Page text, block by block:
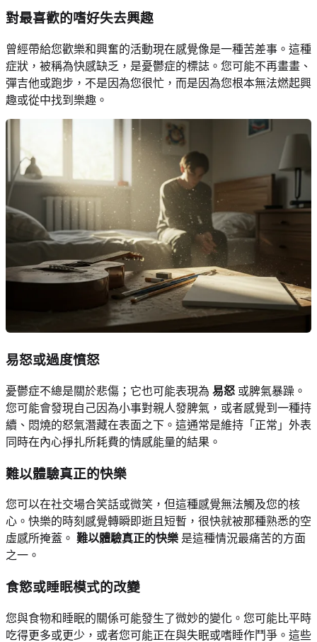
對最喜歡的嗜好失去興趣
曾經帶給您歡樂和興奮的活動現在感覺像是一種苦差事。這種
症狀，被稱為快感缺乏，是憂鬱症的標誌。您可能不再畫畫、
彈吉他或跑步，不是因為您很忙，而是因為您根本無法燃起興
趣或從中找到樂趣。
易怒或過度憤怒
憂鬱症不總是關於悲傷；它也可能表現為 易怒 或脾氣暴躁。
您可能會發現自己因為小事對親人發脾氣，或者感覺到一種持
續、悶燒的怒氣潛藏在表面之下。這通常是維持「正常」外表
同時在內心掙扎所耗費的情感能量的結果。
難以體驗真正的快樂
您可以在社交場合笑話或微笑，但這種感覺無法觸及您的核
心。快樂的時刻感覺轉瞬即逝且短暫，很快就被那種熟悉的空
虛感所掩蓋。 難以體驗真正的快樂 是這種情況最痛苦的方面
之一。
食慾或睡眠模式的改變
您與食物和睡眠的關係可能發生了微妙的變化。您可能比平時
吃得更多或更少，或者您可能正在與失眠或嗜睡作鬥爭。這些